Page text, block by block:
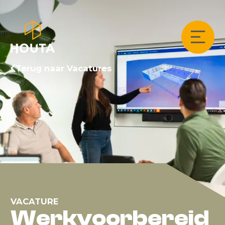
Terug naar Vacatures
VACATURE
Werkvoorbereid